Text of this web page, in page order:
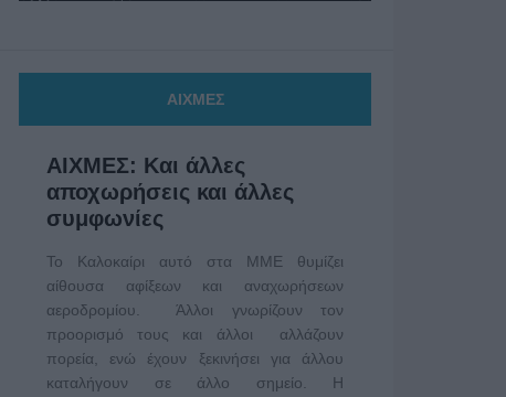
ΑΙΧΜΕΣ
ΑΙΧΜΕΣ: Και άλλες
αποχωρήσεις και άλλες
συμφωνίες
Το Καλοκαίρι αυτό στα ΜΜΕ θυμίζει
αίθουσα αφίξεων και αναχωρήσεων
αεροδρομίου. Άλλοι γνωρίζουν τον
προορισμό τους και άλλοι αλλάζουν
πορεία, ενώ έχουν ξεκινήσει για άλλου
καταλήγουν σε άλλο σημείο. Η